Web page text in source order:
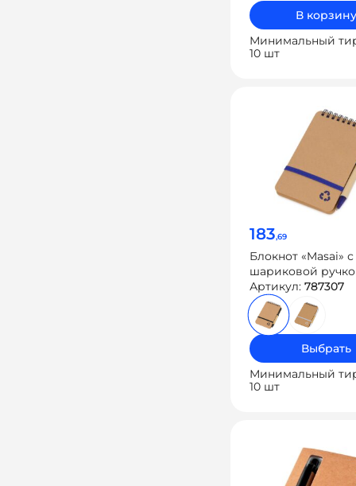
В корзину
Минимальный
10 шт
183,69
Блокнот «Masai» с
шариковой
Артикул: 787307
Выбрать
Минимальный
10 шт